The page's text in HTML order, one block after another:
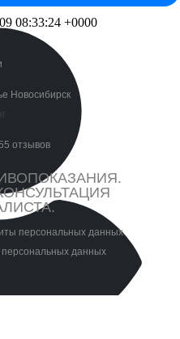
отзывов
персональных данных
персональных данных